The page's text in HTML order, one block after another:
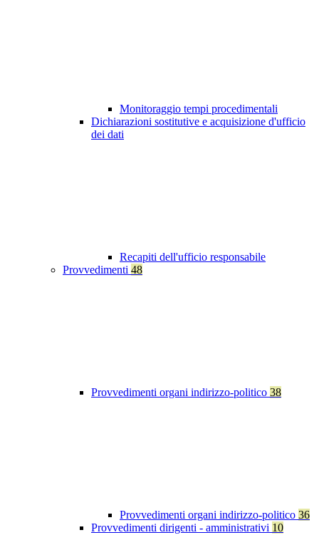
Monitoraggio tempi procedimentali
Dichiarazioni sostitutive e acquisizione d'ufficio
dei dati
Recapiti dell'ufficio responsabile
Provvedimenti 48
Provvedimenti organi indirizzo-politico 38
Provvedimenti organi indirizzo-politico 36
Provvedimenti dirigenti - amministrativi 10